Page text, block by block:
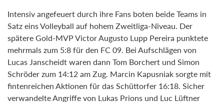
Intensiv angefeuert durch ihre Fans boten beide Teams in
Satz eins Volleyball auf hohem Zweitliga-Niveau. Der
spätere Gold-MVP Victor Augusto Lupp Pereira punktete
mehrmals zum 5:8 für den FC 09. Bei Aufschlägen von
Lucas Janscheidt waren dann Tom Borchert und Simon
Schröder zum 14:12 am Zug. Marcin Kapusniak sorgte mit
fintenreichen Aktionen für das Schüttorfer 16:18. Sicher
verwandelte Angriffe von Lukas Prions und Luc Lüftner